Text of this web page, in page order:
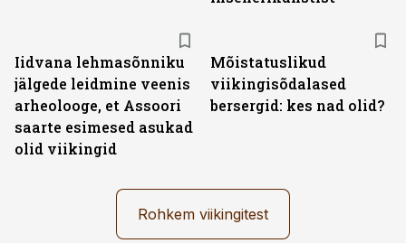
Iidvana lehmasõnniku
jälgede leidmine veenis
arheolooge, et Assoori
saarte esimesed asukad
olid viikingid
Mõistatuslikud
viikingisõdalased
bersergid: kes nad olid?
Rohkem viikingitest